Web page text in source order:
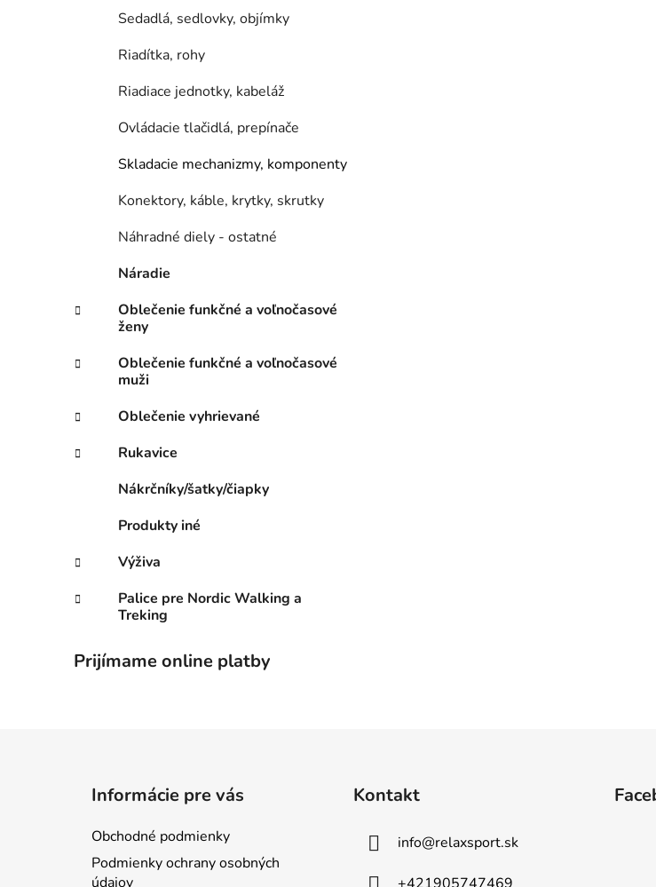
Sedadlá, sedlovky, objímky
Riadítka, rohy
Riadiace jednotky, kabeláž
Ovládacie tlačidlá, prepínače
Skladacie mechanizmy, komponenty
Konektory, káble, krytky, skrutky
Náhradné diely - ostatné
Náradie
Oblečenie funkčné a voľnočasové
ženy
Oblečenie funkčné a voľnočasové
muži
Oblečenie vyhrievané
Rukavice
Nákrčníky/šatky/čiapky
Produkty iné
Výživa
Palice pre Nordic Walking a
Treking
Prijímame online platby
Informácie pre vás
Obchodné podmienky
Podmienky ochrany osobných
údajov
Kontakt
info@relaxsport.sk